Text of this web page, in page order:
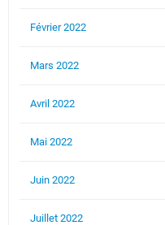
Février 2022
Mars 2022
Avril 2022
Mai 2022
Juin 2022
Juillet 2022